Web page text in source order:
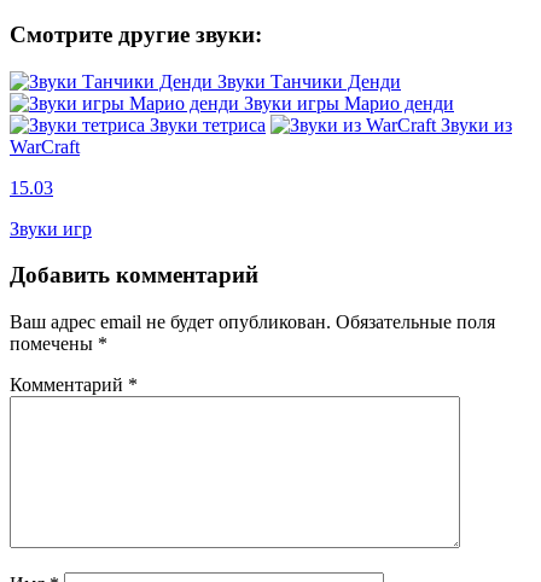
Смотрите другие звуки:
Звуки Танчики Денди
Звуки игры Марио денди
Звуки тетриса
Звуки из
WarCraft
15.03
Звуки игр
Добавить комментарий
Ваш адрес email не будет опубликован. Обязательные поля
помечены *
Комментарий *